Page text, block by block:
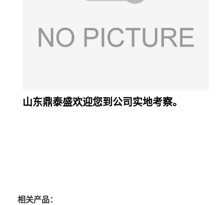
山东鼎泰盛欢迎您到公司实地考察。
相关产品：